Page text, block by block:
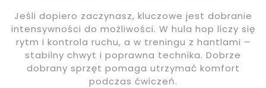
Jeśli dopiero zaczynasz, kluczowe jest dobranie
intensywności do możliwości. W hula hop liczy się
rytm i kontrola ruchu, a w treningu z hantlami –
stabilny chwyt i poprawna technika. Dobrze
dobrany sprzęt pomaga utrzymać komfort
podczas ćwiczeń.